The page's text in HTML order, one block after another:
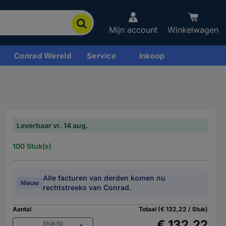
Mijn account Winkelwagen
Conrad Wereld Service Inkoop
Leverbaar vr. 14 aug.
100 Stuk(s)
Nieuw
Alle facturen van derden komen nu
rechtstreeks van Conrad.
Aantal
Stuk(s)
Totaal (€ 132,22 / Stuk)